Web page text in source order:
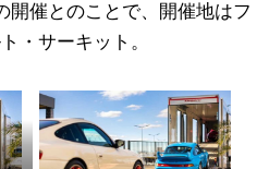
開催とのことで、開催地はフ
・サーキット。